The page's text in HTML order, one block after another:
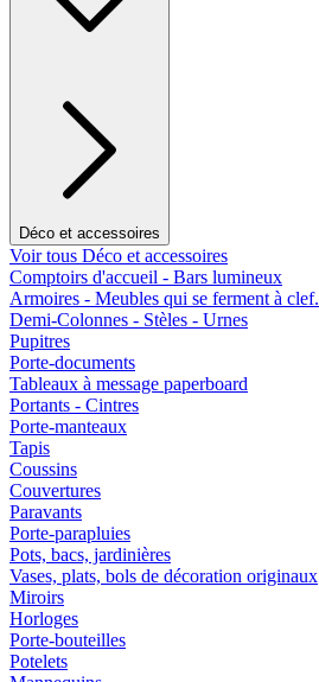
Déco et accessoires
Voir tous Déco et accessoires
Comptoirs d'accueil - Bars lumineux
Armoires - Meubles qui se ferment à clef.
Demi-Colonnes - Stèles - Urnes
Pupitres
Porte-documents
Tableaux à message paperboard
Portants - Cintres
Porte-manteaux
Tapis
Coussins
Couvertures
Paravants
Porte-parapluies
Pots, bacs, jardinières
Vases, plats, bols de décoration originaux
Miroirs
Horloges
Porte-bouteilles
Potelets